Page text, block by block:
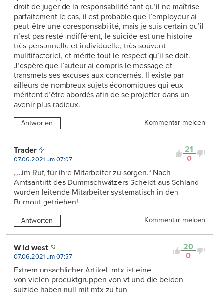
droit de juger de la responsabilité tant qu’il ne maîtrise
parfaitement le cas, il est probable que l’employeur ai
peut-être une coresponsabilité, mais je suis certain qu’il
n’est pas resté indifférent, le suicide est une histoire
très personnelle et individuelle, très souvent
mulitifactoriel, et mérite tout le respect qu’il se doit.
J’espère que l’auteur ai compris le message et
transmets ses excuses aux concernés. Il existe par
ailleurs de nombreux sujets économiques qui eux
méritent d’être abordés afin de se projetter dans un
avenir plus radieux.
Antworten Kommentar melden
21
0
Trader
07.06.2021 um 07:07
„…im Ruf, für ihre Mitarbeiter zu sorgen.“ Nach
Amtsantritt des Dummschwätzers Scheidt aus Schland
wurden leitende Mitarbeiter systematisch in den
Burnout getrieben!
Antworten Kommentar melden
20
0
Wild west
07.06.2021 um 07:57
Extrem unsachlicher Artikel. mtx ist eine
von vielen produktgruppen von vt und die beiden
suizide haben null mit mtx zu tun